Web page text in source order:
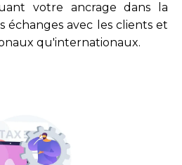
votre ancrage dans la
échanges avec les clients et
qu'internationaux.